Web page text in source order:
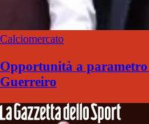
Calciomercato
Opportunità a
Guerreiro